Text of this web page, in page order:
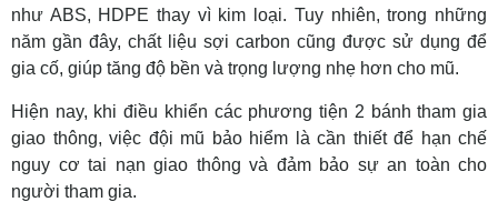
như ABS, HDPE thay vì kim loại. Tuy nhiên, trong những
năm gần đây, chất liệu sợi carbon cũng được sử dụng để
gia cố, giúp tăng độ bền và trọng lượng nhẹ hơn cho mũ.
Hiện nay, khi điều khiển các phương tiện 2 bánh tham gia
giao thông, việc đội mũ bảo hiểm là cần thiết để hạn chế
nguy cơ tai nạn giao thông và đảm bảo sự an toàn cho
người tham gia.